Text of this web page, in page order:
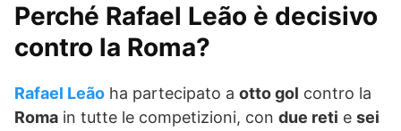
Perché Rafael Leão è decisivo
contro la Roma?
Rafael Leão ha partecipato a otto gol contro la
Roma in tutte le competizioni, con due reti e sei